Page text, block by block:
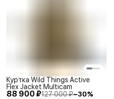
88 900 ₽127 000 ₽−30%
Куртка Wild Things Active
Flex Jacket Multicam